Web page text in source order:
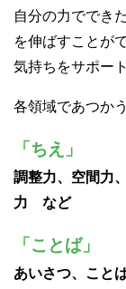
自分の力ででき
を伸ばすことが
気持ちをサポー
各領域であつか
「ちえ」
調整力、空間力
力 など
「ことば」
あいさつ、こと